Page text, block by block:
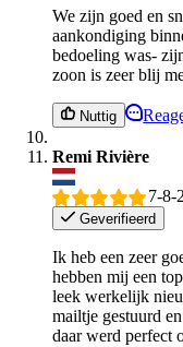
We zijn goed en
aankondiging
bedoeling was-
zoon is zeer blij
Nuttig
Remi Rivière
7-8-
Geverifieerd
Ik heb een zeer
hebben mij een
leek werkelijk
mailtje gestuurd
daar werd perfect